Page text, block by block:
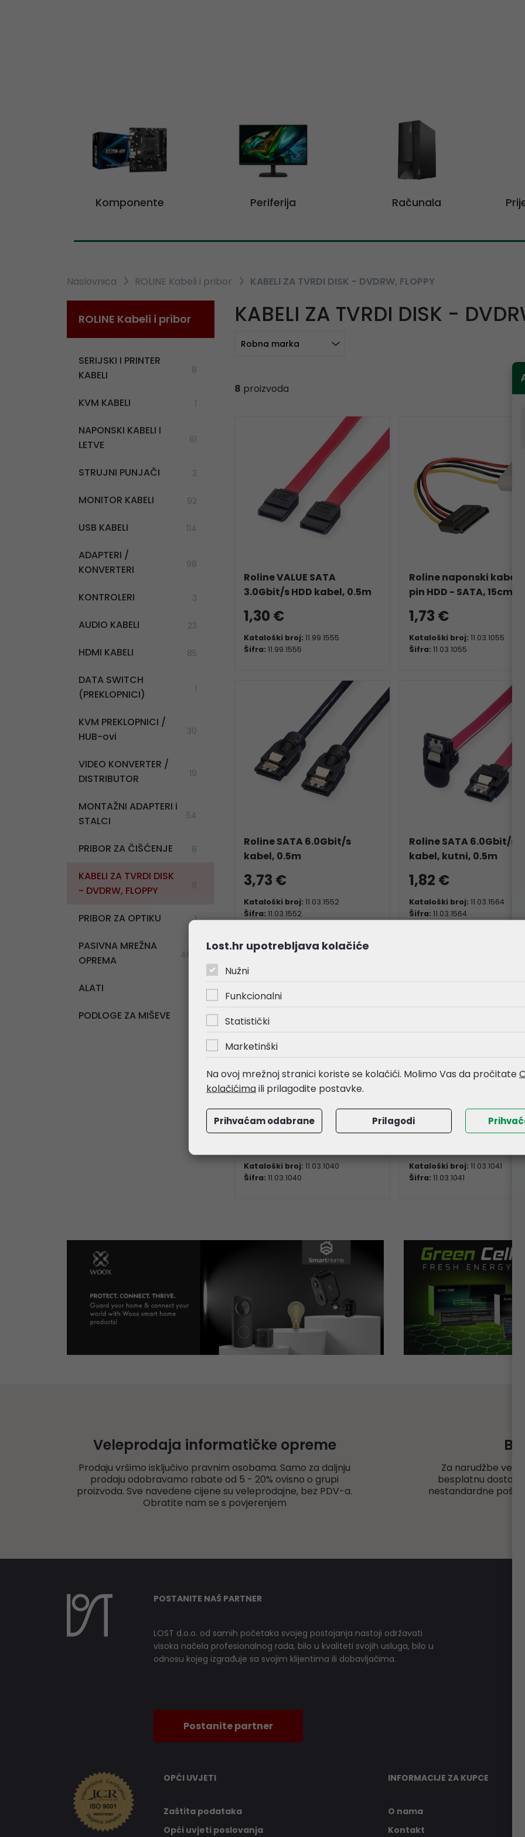
Komponente Periferija Računala
Naslovnica ROLINE Kabeli i pribor KABELI ZA TVRDI DISK - DVDRW, FLOPPY
ROLINE Kabeli i pribor
SERIJSKI I PRINTER
KABELI
8
KVM KABELI 1
NAPONSKI KABELI I
LETVE
61
STRUJNI PUNJAČI 3
MONITOR KABELI 92
USB KABELI 114
ADAPTERI /
KONVERTERI
98
KONTROLERI 3
AUDIO KABELI 23
HDMI KABELI 85
DATA SWITCH
(PREKLOPNICI)
1
KVM PREKLOPNICI /
HUB-ovi
30
VIDEO KONVERTER /
DISTRIBUTOR
19
MONTAŽNI ADAPTERI i
STALCI
54
PRIBOR ZA ČIŠĆENJE 8
KABELI ZA TVRDI DISK
- DVDRW, FLOPPY
8
PRIBOR ZA OPTIKU 1
PASIVNA MREŽNA
OPREMA
466
ALATI
PODLOGE ZA MIŠEVE
KABELI ZA TVRDI DISK -
Robna marka
8 proizvoda
Roline VALUE SATA
3.0Gbit/s HDD kabel, 0.5m
1,30 €
Kataloški broj: 11.99.1555
Šifra: 11.99.1555
Roline naponski kabel,
pin HDD - SATA, 15cm
1,73 €
Kataloški broj: 11.03.1055
Šifra: 11.03.1055
Roline SATA 6.0Gbit/s
kabel, 0.5m
3,73 €
Kataloški broj: 11.03.1552
Šifra: 11.03.1552
Roline SATA 6.0Gbit/s
kabel, kutni, 0.5m
1,82 €
Kataloški broj: 11.03.1564
Šifra: 11.03.1564
Roline interni Y-naponski
kabel, SATA - 3×4-pin, 0.2m
Kataloški broj: 11.03.1040
Šifra: 11.03.1040
Roline interni Y-
kabel, SATA - 3×SATA,
Kataloški broj: 11.03.1041
Šifra: 11.03.1041
Veleprodaja informatičke opreme
Prodaju vršimo isključivo pravnim osobama. Samo za daljnju
prodaju odobravamo rabate od 5 - 20% ovisno o grupi
proizvoda. Sve navedene cijene su veleprodajne, bez PDV-a.
Obratite nam se s povjerenjem
Za narudžbe
besplatnu dostavu
nestandardne
POSTANITE NAŠ PARTNER
LOST d.o.o. od samih početaka svojeg postojanja nastoji održavati
visoka načela profesionalnog rada, bilo u kvaliteti svojih usluga, bilo u
odnosu kojeg izgrađuje sa svojim klijentima ili dobavljačima.
Postanite partner
OPĆI UVJETI
Zaštita podataka
Opći uvjeti poslovanja
INFORMACIJE ZA KUPCE
O nama
Kontakt
Lost.hr upotrebljava kolačiće
Nužni
Funkcionalni
Statistički
Marketinški
Na ovoj mrežnoj stranici koriste se kolačići. Molimo Vas da pročitate
kolačićimaili prilagodite postavke.
Prihvaćam odabrane Prilagodi